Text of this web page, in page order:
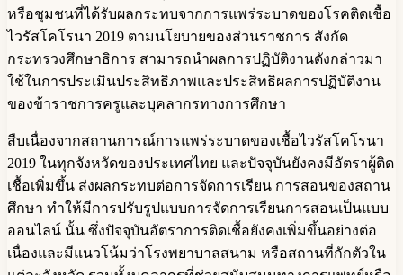
หรือชุมชนที่ได้รับผลกระทบจากการแพร่ระบาดของโรคติดเชื้อ
ไวรัสโคโรนา 2019 ตามนโยบายของส่วนราชการ สังกัด
กระทรวงศึกษาธิการ สามารถนำผลการปฏิบัติงานดังกล่าวมา
ใช้ในการประเมินประสิทธิภาพและประสิทธิผลการปฏิบัติงาน
ของข้าราชการครูและบุคลากรทางการศึกษา
สืบเนื่องจากสถานการณ์การแพร่ระบาดของเชื้อไวรัสโคโรนา
2019 ในทุกจังหวัดของประเทศไทย และปัจจุบันยังคงมีอัตราผู้ติด
เชื้อเพิ่มขึ้น ส่งผลกระทบต่อการจัดการเรียน การสอนของสถาน
ศึกษา ทำให้มีการปรับรูปแบบการจัดการเรียนการสอนเป็นแบบ
ออนไลน์ นั้น ซึ่งปัจจุบันอัตราการติดเชื้อยังคงเพิ่มขึ้นอย่างต่อ
เนื่องและมีแนวโน้มว่าโรงพยาบาลสนาม หรือสถานที่กักตัวใน